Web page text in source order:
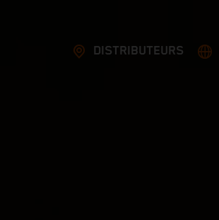
DISTRIBUTEURS